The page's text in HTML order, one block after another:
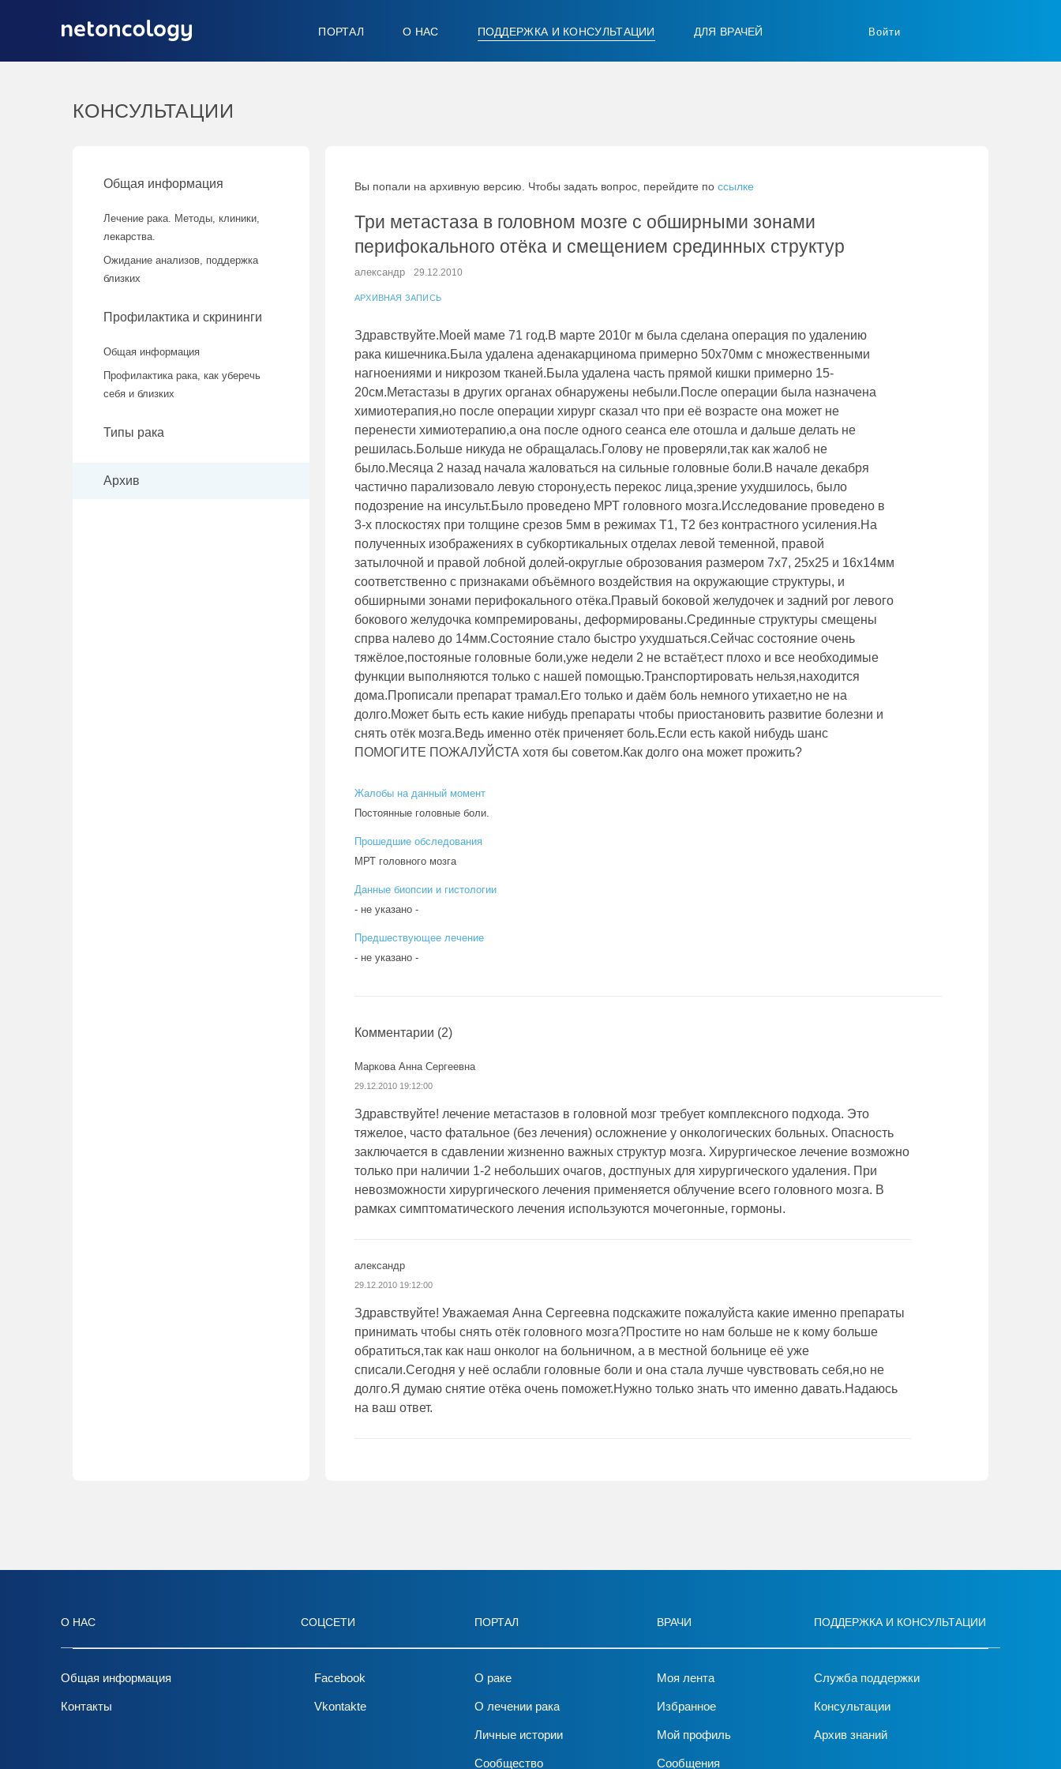
ПОРТАЛ О НАС ПОДДЕРЖКА И КОНСУЛЬТАЦИИ ДЛЯ ВРАЧЕЙ Войти
КОНСУЛЬТАЦИИ
Общая информация
Лечение рака. Методы, клиники,
лекарства.
Ожидание анализов, поддержка
близких
Профилактика и скрининги
Общая информация
Профилактика рака, как уберечь
себя и близких
Типы рака
Архив
Вы попали на архивную версию. Чтобы задать вопрос, перейдите по ссылке
Три метастаза в головном мозге с обширными зонами
перифокального отёка и смещением срединных структур
александр 29.12.2010
АРХИВНАЯ ЗАПИСЬ
Здравствуйте.Моей маме 71 год.В марте 2010г м была сделана операция по удалению
рака кишечника.Была удалена аденакарцинома примерно 50x70мм с множественными
нагноениями и никрозом тканей.Была удалена часть прямой кишки примерно 15-
20см.Метастазы в других органах обнаружены небыли.После операции была назначена
химиотерапия,но после операции хирург сказал что при её возрасте она может не
перенести химиотерапию,а она после одного сеанса еле отошла и дальше делать не
решилась.Больше никуда не обращалась.Голову не проверяли,так как жалоб не
было.Месяца 2 назад начала жаловаться на сильные головные боли.В начале декабря
частично парализовало левую сторону,есть перекос лица,зрение ухудшилось, было
подозрение на инсульт.Было проведено МРТ головного мозга.Исследование проведено в
3-х плоскостях при толщине срезов 5мм в режимах Т1, Т2 без контрастного усиления.На
полученных изображениях в субкортикальных отделах левой теменной, правой
затылочной и правой лобной долей-округлые оброзования размером 7x7, 25x25 и 16x14мм
соответственно с признаками объёмного воздействия на окружающие структуры, и
обширными зонами перифокального отёка.Правый боковой желудочек и задний рог левого
бокового желудочка компремированы, деформированы.Срединные структуры смещены
спрва налево до 14мм.Состояние стало быстро ухудшаться.Сейчас состояние очень
тяжёлое,постояные головные боли,уже недели 2 не встаёт,ест плохо и все необходимые
функции выполняются только с нашей помощью.Транспортировать нельзя,находится
дома.Прописали препарат трамал.Его только и даём боль немного утихает,но не на
долго.Может быть есть какие нибудь препараты чтобы приостановить развитие болезни и
снять отёк мозга.Ведь именно отёк приченяет боль.Если есть какой нибудь шанс
ПОМОГИТЕ ПОЖАЛУЙСТА хотя бы советом.Как долго она может прожить?
Жалобы на данный момент
Постоянные головные боли.
Прошедшие обследования
МРТ головного мозга
Данные биопсии и гистологии
- не указано -
Предшествующее лечение
- не указано -
Комментарии (2)
Маркова Анна Сергеевна
29.12.2010 19:12:00
Здравствуйте! лечение метастазов в головной мозг требует комплексного подхода. Это
тяжелое, часто фатальное (без лечения) осложнение у онкологических больных. Опасность
заключается в сдавлении жизненно важных структур мозга. Хирургическое лечение возможно
только при наличии 1-2 небольших очагов, достпуных для хирургического удаления. При
невозможности хирургического лечения применяется облучение всего головного мозга. В
рамках симптоматического лечения используются мочегонные, гормоны.
александр
29.12.2010 19:12:00
Здравствуйте! Уважаемая Анна Сергеевна подскажите пожалуйста какие именно препараты
принимать чтобы снять отёк головного мозга?Простите но нам больше не к кому больше
обратиться,так как наш онколог на больничном, а в местной больнице её уже
списали.Сегодня у неё ослабли головные боли и она стала лучше чувствовать себя,но не
долго.Я думаю снятие отёка очень поможет.Нужно только знать что именно давать.Надаюсь
на ваш ответ.
О НАС
Общая информация
Контакты
СОЦСЕТИ
Facebook
Vkontakte
ПОРТАЛ
О раке
О лечении рака
Личные истории
Сообщество
ВРАЧИ
Моя лента
Избранное
Мой профиль
Сообщения
ПОДДЕРЖКА И КОНСУЛЬТАЦИИ
Служба поддержки
Консультации
Архив знаний